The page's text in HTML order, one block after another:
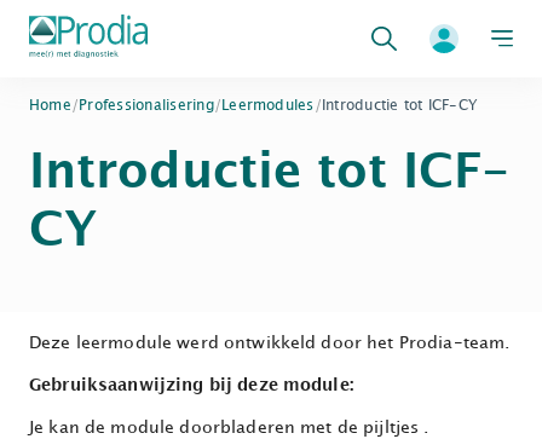
Zoeken
Home / Professionalisering/ Leermodules / Introductie tot ICF-CY
Introductie tot ICF-
CY
Deze leermodule werd ontwikkeld door het Prodia-team.
Gebruiksaanwijzing bij deze module:
Je kan de module doorbladeren met de pijltjes